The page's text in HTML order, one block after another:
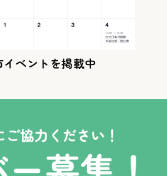
イベントを掲載中